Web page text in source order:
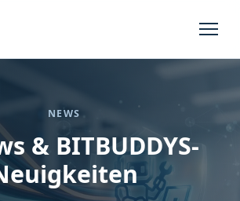
NEWS
& BITBUDDYS-